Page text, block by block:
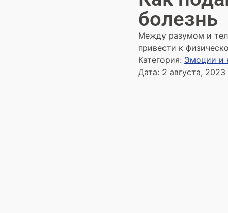
болезнь
Между разумом и
привести к
Категория: Эмоции и
Дата: 2 августа, 2023